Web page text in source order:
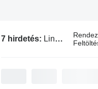
7 hirdetés: Linde villapozicionálók